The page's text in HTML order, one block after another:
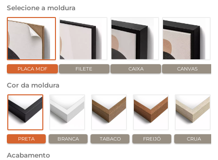
Selecione a moldura
PLACA MDF FILETE CAIXA CANVAS
Cor da moldura
PRETA BRANCA TABACO FREIJÓ CRUA
Acabamento